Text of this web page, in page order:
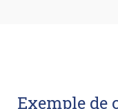
Exemple de